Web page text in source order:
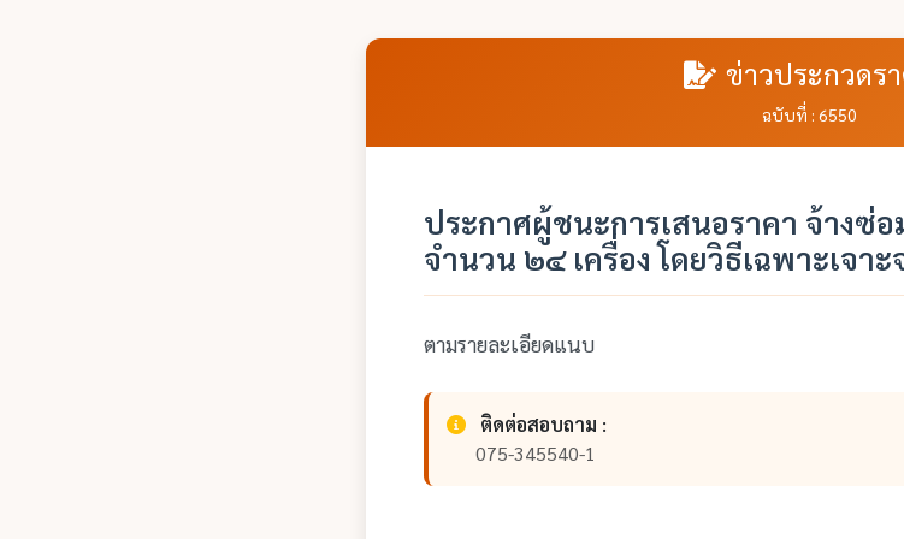
ข่าวประกวดร
ฉบับที่ : 6550
ประกาศผู้ชนะการเสนอราคา จ้างซ่
จำนวน ๒๔ เครื่อง โดยวิธีเฉพาะเจาะ
ตามรายละเอียดแนบ
ติดต่อสอบถาม :
075-345540-1